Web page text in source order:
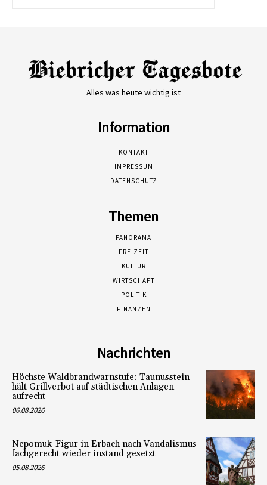
Alles was heute wichtig ist
Information
KONTAKT
IMPRESSUM
DATENSCHUTZ
Themen
PANORAMA
FREIZEIT
KULTUR
WIRTSCHAFT
POLITIK
FINANZEN
Nachrichten
Höchste Waldbrandwarnstufe: Taunusstein
hält Grillverbot auf städtischen Anlagen
aufrecht
06.08.2026
Nepomuk-Figur in Erbach nach Vandalismus
fachgerecht wieder instand gesetzt
05.08.2026